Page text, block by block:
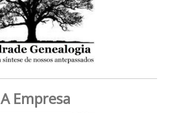
A Empresa